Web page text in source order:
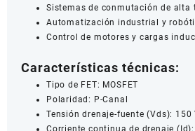
Sistemas de conmutación de alta
Automatización industrial y
Control de motores y cargas
Características técnicas:
Tipo de FET: MOSFET
Polaridad: P-Canal
Tensión drenaje-fuente (Vds): 150
Corriente continua de drenaje